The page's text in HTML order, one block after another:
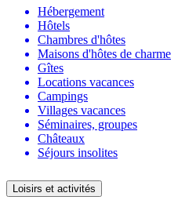
Hébergement
Hôtels
Chambres d'hôtes
Maisons d'hôtes de charme
Gîtes
Locations vacances
Campings
Villages vacances
Séminaires, groupes
Châteaux
Séjours insolites
Loisirs et activités